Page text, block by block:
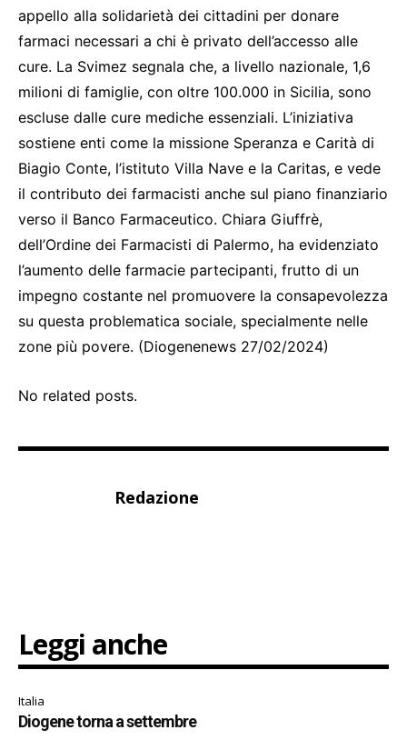
appello alla solidarietà dei cittadini per donare
farmaci necessari a chi è privato dell’accesso alle
cure. La Svimez segnala che, a livello nazionale, 1,6
milioni di famiglie, con oltre 100.000 in Sicilia, sono
escluse dalle cure mediche essenziali. L’iniziativa
sostiene enti come la missione Speranza e Carità di
Biagio Conte, l’istituto Villa Nave e la Caritas, e vede
il contributo dei farmacisti anche sul piano finanziario
verso il Banco Farmaceutico. Chiara Giuffrè,
dell’Ordine dei Farmacisti di Palermo, ha evidenziato
l’aumento delle farmacie partecipanti, frutto di un
impegno costante nel promuovere la consapevolezza
su questa problematica sociale, specialmente nelle
zone più povere. (Diogenenews 27/02/2024)
No related posts.
Redazione
Leggi anche
Italia
Diogene torna a settembre